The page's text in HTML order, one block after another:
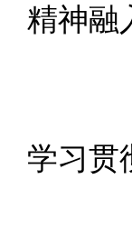
精神融
学习贯